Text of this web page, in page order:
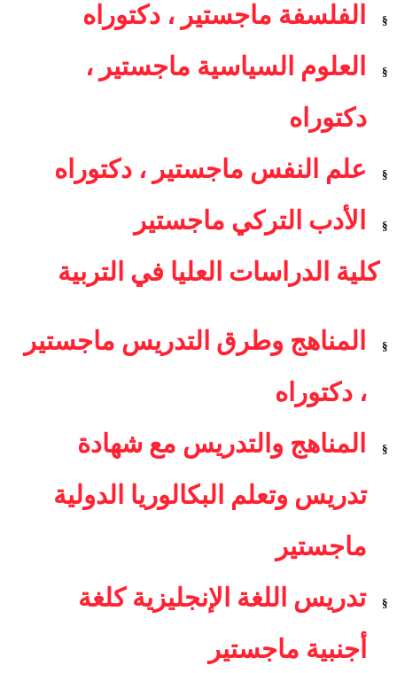
§ الفلسفة ماجستير ، دكتوراه
§
العلوم السياسية ماجستير ،
دكتوراه
§ علم النفس ماجستير ، دكتوراه
§
الأدب التركي ماجستير
كلية الدراسات العليا في التربية
§
المناهج وطرق التدريس ماجستير
، دكتوراه
§
المناهج والتدريس مع شهادة
تدريس وتعلم البكالوريا الدولية
ماجستير
§
تدريس اللغة الإنجليزية كلغة
أجنبية ماجستير